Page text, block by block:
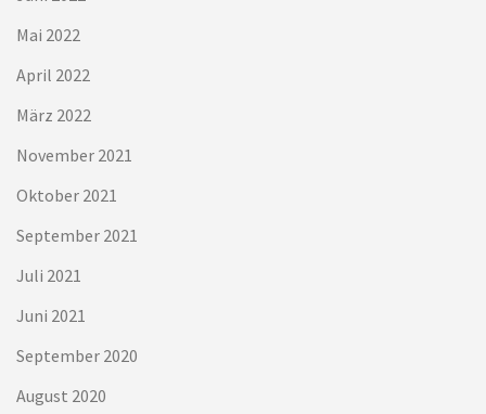
Mai 2022
April 2022
März 2022
November 2021
Oktober 2021
September 2021
Juli 2021
Juni 2021
September 2020
August 2020